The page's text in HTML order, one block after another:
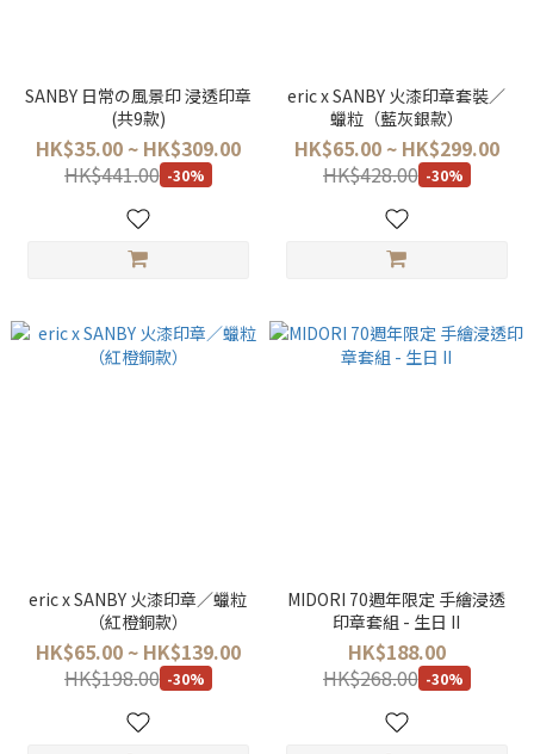
SANBY 日常の風景印 浸透印章
(共9款)
HK$35.00 ~ HK$309.00
HK$441.00 -30%
eric x SANBY 火漆印章套裝／
蠟粒（藍灰銀款）
HK$65.00 ~ HK$299.00
HK$428.00 -30%
eric x SANBY 火漆印章／蠟粒
（紅橙銅款）
HK$65.00 ~ HK$139.00
HK$198.00 -30%
MIDORI 70週年限定 手繪浸透
印章套組 - 生日 II
HK$188.00
HK$268.00 -30%